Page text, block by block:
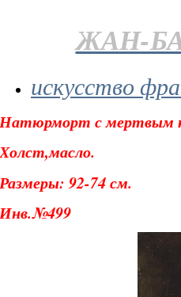
ЖАН-
искусство
Натюрморт с мертвым
Холст,масло.
Размеры: 92-74 см.
Инв.№499